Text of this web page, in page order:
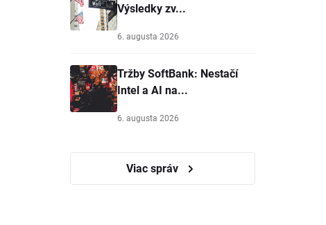
Výsledky zv...
6. augusta 2026
Tržby SoftBank: Nestačí
Intel a AI na...
6. augusta 2026
Viac správ